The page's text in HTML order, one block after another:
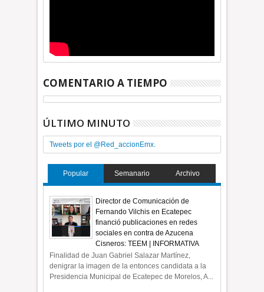
COMENTARIO A TIEMPO
ÚLTIMO MINUTO
Tweets por el @Red_accionEmx.
Popular Semanario Archivo
Director de Comunicación de
Fernando Vilchis en Ecatepec
financió publicaciones en redes
sociales en contra de Azucena
Cisneros: TEEM | INFORMATIVA
Finalidad de Juan Gabriel Salazar Martínez,
denigrar la imagen de la entonces candidata a la
Presidencia Municipal de Ecatepec de Morelos, A...